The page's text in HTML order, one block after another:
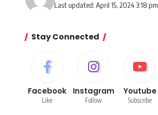
Last updated: April 15, 2024 3:18 pm
Stay Connected
Facebook
Like
Instagram
Follow
Youtube
Subscribe